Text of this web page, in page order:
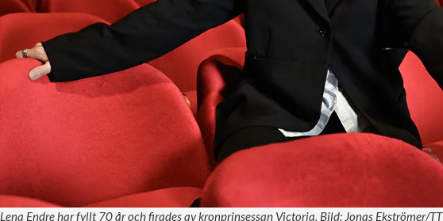
Lena Endre har fyllt 70 år och firades av kronprinsessan Victoria. Bild: Jonas Ekströmer/TT